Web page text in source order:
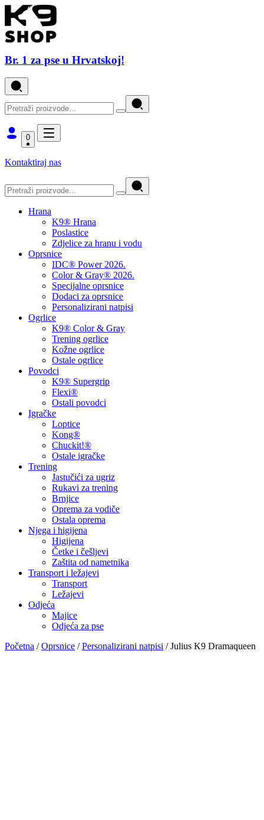
Br. 1 za pse u Hrvatskoj!
0
Kontaktiraj nas
Hrana
K9® Hrana
Poslastice
Zdjelice za hranu i vodu
Oprsnice
IDC® Power 2026.
Color & Gray® 2026.
Specijalne oprsnice
Dodaci za oprsnice
Personalizirani natpisi
Ogrlice
K9® Color & Gray
Trening ogrlice
Kožne ogrlice
Ostale ogrlice
Povodci
K9® Supergrip
Flexi®
Ostali povodci
Igračke
Loptice
Kong®
Chuckit!®
Ostale igračke
Trening
Jastučići za ugriz
Rukavi za trening
Brnjice
Oprema za vodiče
Ostala oprema
Njega i higijena
Higijena
Četke i češljevi
Zaštita od nametnika
Transport i ležajevi
Transport
Ležajevi
Odjeća
Majice
Odjeća za pse
Početna /Oprsnice /Personalizirani natpisi / Julius K9 Dramaqueen